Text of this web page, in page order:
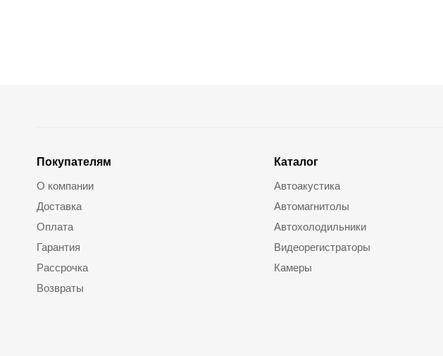
Покупателям
О компании
Доставка
Оплата
Гарантия
Рассрочка
Возвраты
Каталог
Автоакустика
Автомагнитолы
Автохолодильники
Видеорегистраторы
Камеры